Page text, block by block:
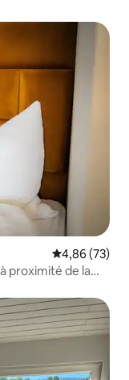
Évaluation
4,86 (73)
proximité de la